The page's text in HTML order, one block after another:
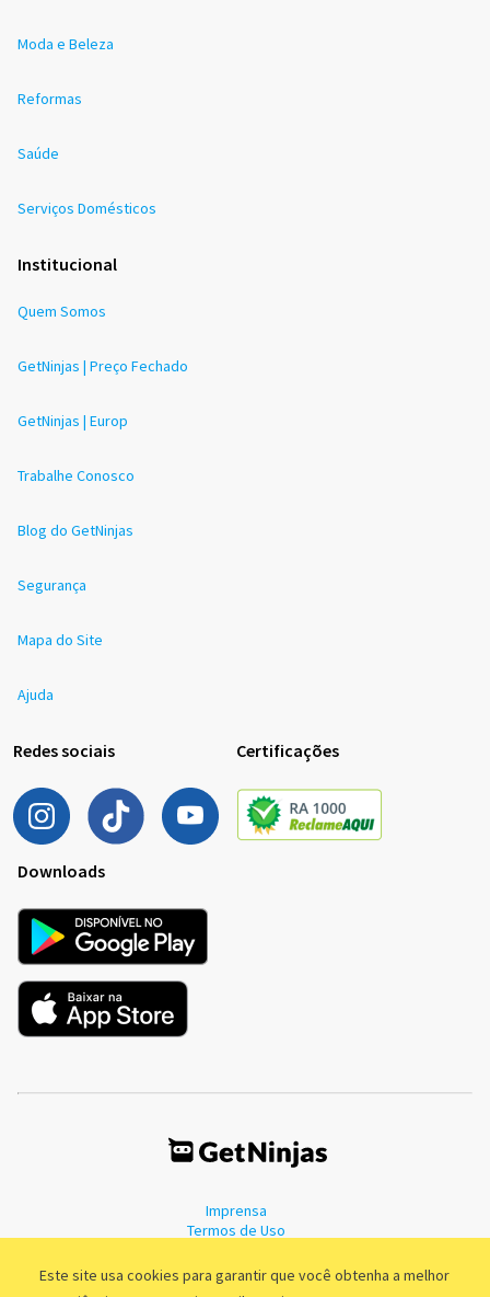
Este site usa cookies para garantir que você obtenha a melhor
Moda e Beleza
Reformas
Saúde
Serviços Domésticos
Institucional
Quem Somos
GetNinjas | Preço Fechado
GetNinjas | Europ
Trabalhe Conosco
Blog do GetNinjas
Segurança
Mapa do Site
Ajuda
Redes sociais Certificações
Downloads
Imprensa
Termos de Uso